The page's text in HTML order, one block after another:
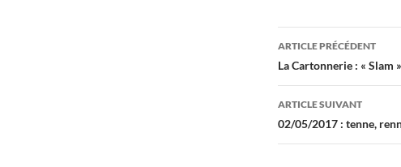
Navigation
des
articles
ARTICLE PRÉCÉDENT
La Cartonnerie : « Slam »
ARTICLE SUIVANT
02/05/2017 : tenne,